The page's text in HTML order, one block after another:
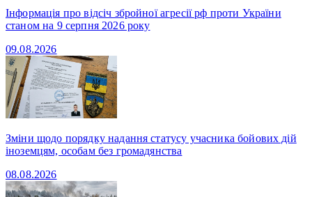
Інформація про відсіч збройної агресії рф проти України
станом на 9 серпня 2026 року
09.08.2026
Зміни щодо порядку надання статусу учасника бойових дій
іноземцям, особам без громадянства
08.08.2026